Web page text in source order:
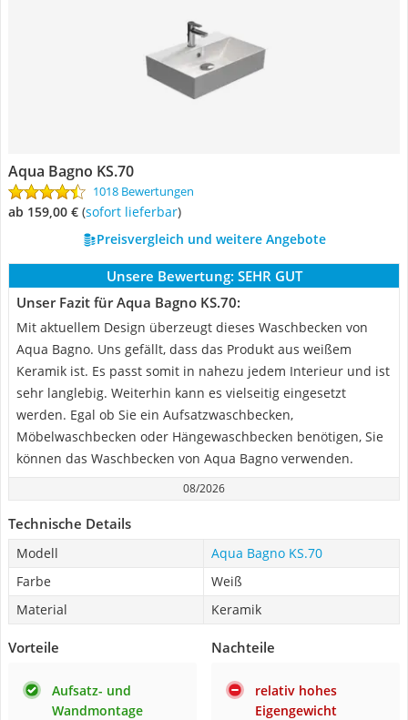
Aqua Bagno KS.70
1018 Bewertungen
ab 159,00 € ( Sofort lieferbar)
Preisvergleich und weitere Angebote
Unsere Bewertung: SEHR GUT
Unser Fazit für Aqua Bagno KS.70:
Mit aktuellem Design überzeugt dieses Waschbecken von
Aqua Bagno. Uns gefällt, dass das Produkt aus weißem
Keramik ist. Es passt somit in nahezu jedem Interieur und ist
sehr langlebig. Weiterhin kann es vielseitig eingesetzt
werden. Egal ob Sie ein Aufsatzwaschbecken,
Möbelwaschbecken oder Hängewaschbecken benötigen, Sie
können das Waschbecken von Aqua Bagno verwenden.
08/2026
Technische Details
Modell
Aqua Bagno KS.70
Farbe
Weiß
Material
Keramik
Vorteile
Aufsatz- und
Wandmontage
Nachteile
relativ hohes
Eigengewicht